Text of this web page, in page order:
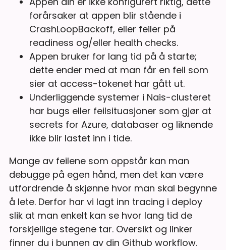
forårsaker at appen blir stående i
CrashLoopBackoff, eller feiler på
readiness og/eller health checks.
Appen bruker for lang tid på å starte;
dette ender med at man får en feil som
sier at access-tokenet har gått ut.
Underliggende systemer i Nais-clusteret
har bugs eller feilsituasjoner som gjør at
secrets for Azure, databaser og liknende
ikke blir lastet inn i tide.
Mange av feilene som oppstår kan man
debugge på egen hånd, men det kan være
utfordrende å skjønne hvor man skal begynne
å lete. Derfor har vi lagt inn tracing i deploy
slik at man enkelt kan se hvor lang tid de
forskjellige stegene tar. Oversikt og linker
finner du i bunnen av din Github workflow.